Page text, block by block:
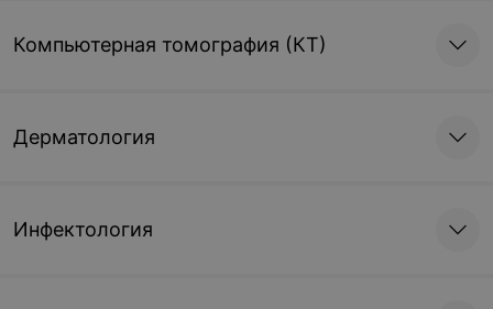
Компьютерная томография (КТ)
Дерматология
Инфектология